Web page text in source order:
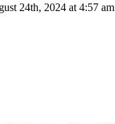
24th, 2024 at 4:57 am